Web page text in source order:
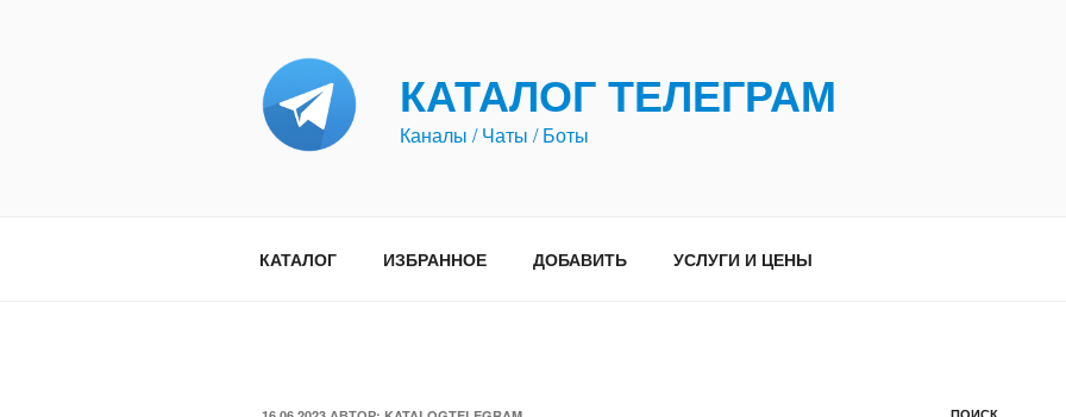
КАТАЛОГ ТЕЛЕГРАМ
Каналы / Чаты / Боты
КАТАЛОГ ИЗБРАННОЕ ДОБАВИТЬ УСЛУГИ И ЦЕНЫ